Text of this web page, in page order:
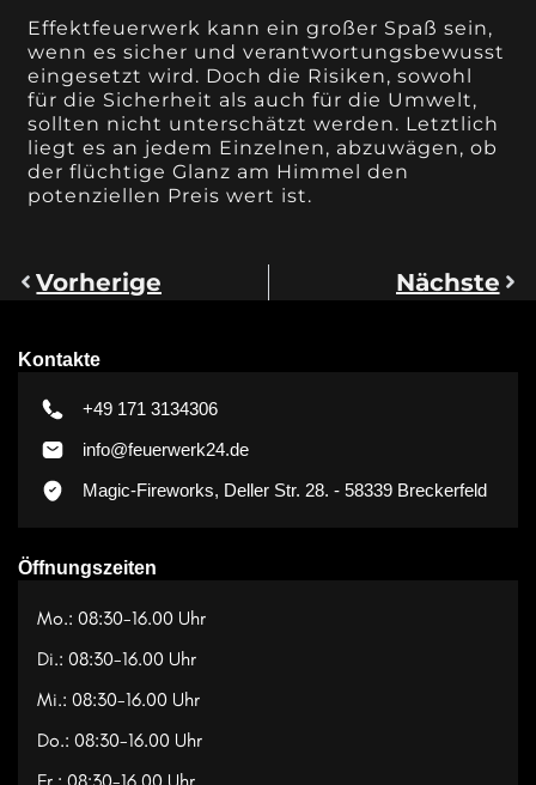
Effektfeuerwerk kann ein großer Spaß sein,
wenn es sicher und verantwortungsbewusst
eingesetzt wird. Doch die Risiken, sowohl
für die Sicherheit als auch für die Umwelt,
sollten nicht unterschätzt werden. Letztlich
liegt es an jedem Einzelnen, abzuwägen, ob
der flüchtige Glanz am Himmel den
potenziellen Preis wert ist.
Vorherige Nächste
Kontakte
+49 171 3134306
info@feuerwerk24.de
Magic-Fireworks, Deller Str. 28. - 58339 Breckerfeld
Öffnungszeiten
Mo.: 08:30-16.00 Uhr
Di.: 08:30-16.00 Uhr
Mi.: 08:30-16.00 Uhr
Do.: 08:30-16.00 Uhr
Fr.: 08:30-16.00 Uhr